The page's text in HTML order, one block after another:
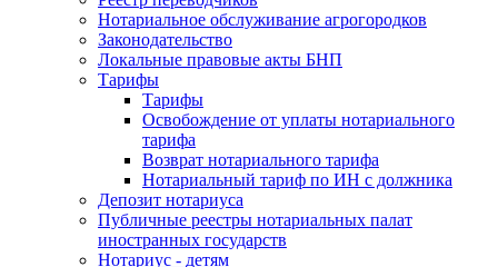
Нотариальное обслуживание агрогородков
Законодательство
Локальные правовые акты БНП
Тарифы
Тарифы
Освобождение от уплаты нотариального
тарифа
Возврат нотариального тарифа
Нотариальный тариф по ИН с должника
Депозит нотариуса
Публичные реестры нотариальных палат
иностранных государств
Нотариус - детям